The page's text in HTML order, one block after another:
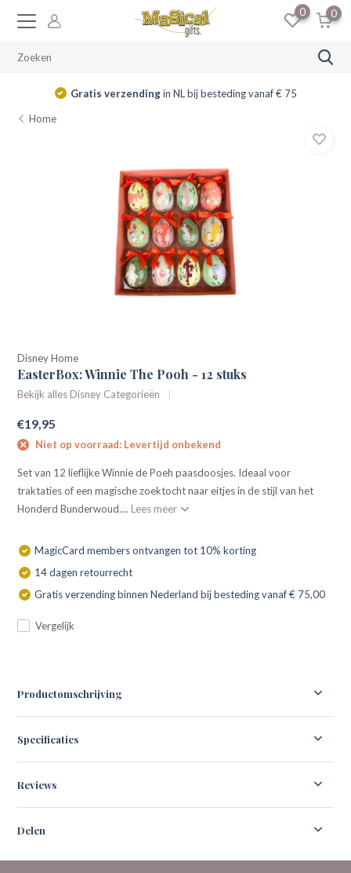
0 0
Gratis verzendingin NL bij besteding vanaf € 75
Home
Disney Home
EasterBox: Winnie The Pooh - 12 stuks
Bekijk alles Disney Categorieën
€19,95
Niet op voorraad: Levertijd onbekend
Set van 12 lieflijke Winnie de Poeh paasdoosjes. Ideaal voor
traktaties of een magische zoektocht naar eitjes in de stijl van het
Honderd Bunderwoud.... Lees meer
MagicCard members ontvangen tot 10% korting
14 dagen retourrecht
Gratis verzending binnen Nederland bij besteding vanaf € 75,00
Vergelijk
Productomschrijving
Specificaties
Reviews
Delen